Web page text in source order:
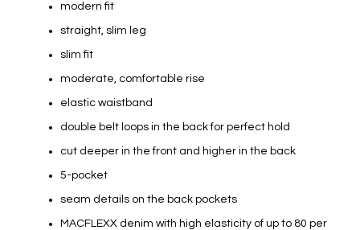
modern fit
straight, slim leg
slim fit
moderate, comfortable rise
elastic waistband
double belt loops in the back for perfect hold
cut deeper in the front and higher in the back
5-pocket
seam details on the back pockets
MACFLEXX denim with high elasticity of up to 80 per